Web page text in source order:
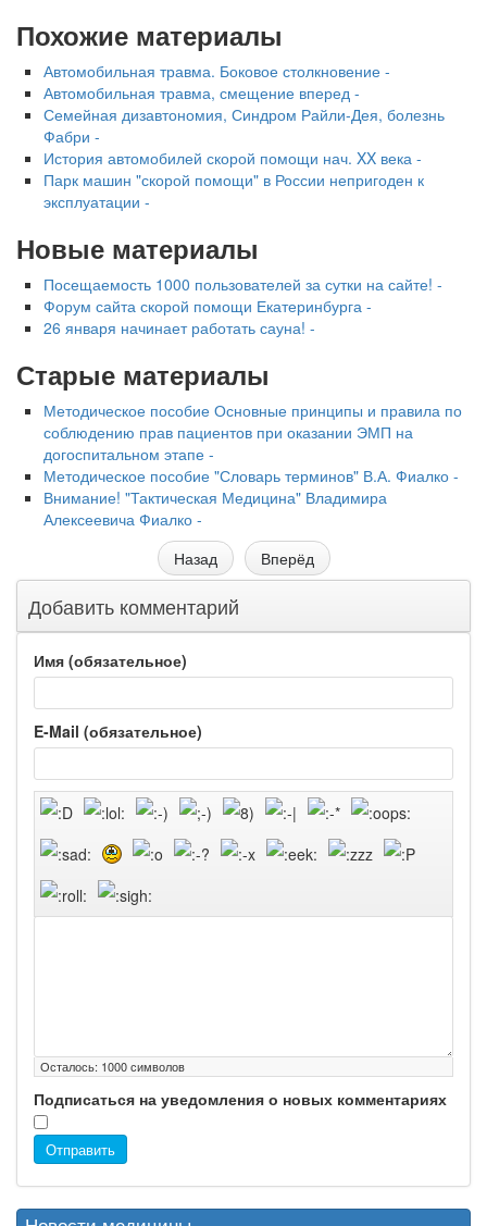
Похожие материалы
Автомобильная травма. Боковое столкновение -
Автомобильная травма, смещение вперед -
Семейная дизавтономия, Синдром Райли-Дея, болезнь
Фабри -
История автомобилей скорой помощи нач. XX века -
Парк машин "скорой помощи" в России непригоден к
эксплуатации -
Новые материалы
Посещаемость 1000 пользователей за сутки на сайте! -
Форум сайта скорой помощи Екатеринбурга -
26 января начинает работать сауна! -
Старые материалы
Методическое пособие Основные принципы и правила по
соблюдению прав пациентов при оказании ЭМП на
догоспитальном этапе -
Методическое пособие "Словарь терминов" В.А. Фиалко -
Внимание! "Тактическая Медицина" Владимира
Алексеевича Фиалко -
Назад
Вперёд
Добавить комментарий
Имя (обязательное)
E-Mail (обязательное)
Осталось: 1000символов
Подписаться на уведомления о новых комментариях
Отправить